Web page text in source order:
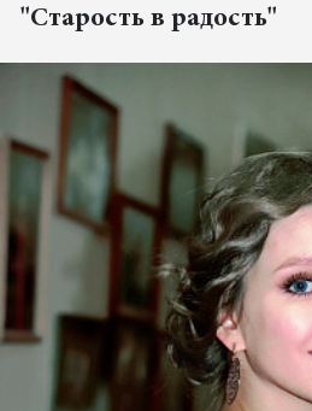
"Старость в радость"